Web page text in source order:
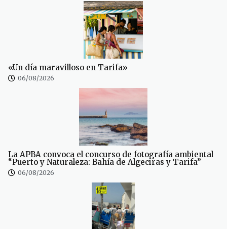
«Un día maravilloso en Tarifa»
06/08/2026
La APBA convoca el concurso de fotografía ambiental
“Puerto y Naturaleza: Bahía de Algeciras y Tarifa”
06/08/2026